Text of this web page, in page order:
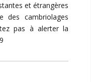
et étrangères
cambriolages
pas à alerter la